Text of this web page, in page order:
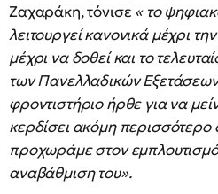
Ζαχαράκη, τόνισε « το
λειτουργεί κανονικά μέχρι
μέχρι να δοθεί και το
των Πανελλαδικών
φροντιστήριο ήρθε για να
κερδίσει ακόμη
προχωράμε στον εμπλουτισμό
αναβάθμιση του».